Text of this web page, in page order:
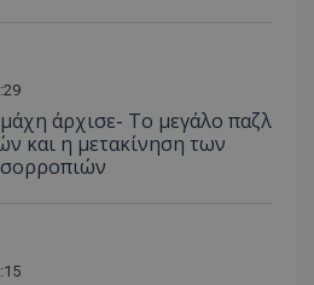
άρχισε- Το μεγάλο παζλ
και η μετακίνηση των